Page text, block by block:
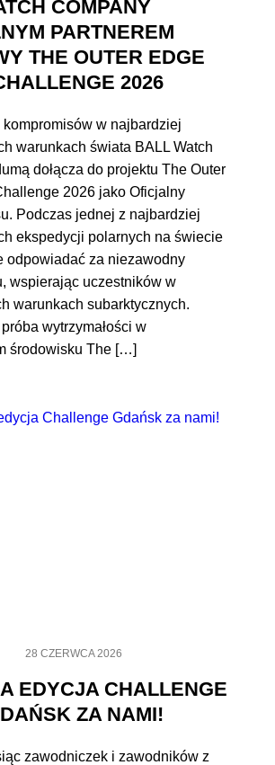
COMPANY
PARTNEREM
THE OUTER EDGE
2026
kompromisów w najbardziej
warunkach świata BALL Watch
dołącza do projektu The Outer
2026 jako Oficjalny
Podczas jednej z najbardziej
ekspedycji polarnych na świecie
odpowiadać za niezawodny
wspierając uczestników w
warunkach subarktycznych.
wytrzymałości w
środowisku The […]
28 CZERWCA 2026
EDYCJA CHALLENGE
ZA NAMI!
zawodniczek i zawodników z